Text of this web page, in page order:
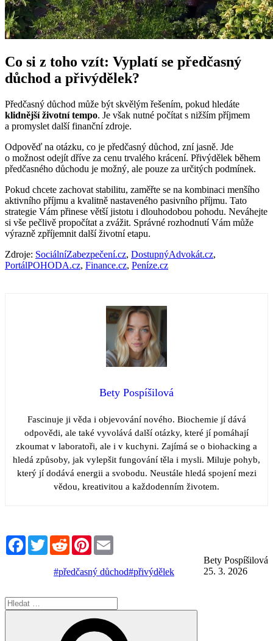
Co si z toho vzít: Vyplatí se předčasný
důchod a přivýdělek?
Předčasný důchod může být skvělým řešením, pokud hledáte
klidnější životní tempo. Je však nutné počítat s nižším příjmem
a promyslet další finanční zdroje.
Odpověď na otázku, co je předčasný důchod, zní jasně. Jde
o možnost odejít dříve za cenu trvalého krácení. Přivýdělek během
předčasného důchodu je možný, ale pouze za určitých podmínek.
Pokud chcete zachovat stabilitu, zaměřte se na kombinaci menšího
aktivního příjmu a kvalitně nastaveného pasivního příjmu. Tato
strategie Vám přinese větší jistotu i dlouhodobou pohodu. Neváhejte
si vše pečlivě propočítat a zvážit. Správné rozhodnutí Vám může
výrazně zpříjemnit další životní etapu.
Zdroje: SociálníZabezpečení.cz, DostupnýAdvokát.cz,
PortálPOHODA.cz, Finance.cz, Peníze.cz
Bety Pospíšilová
Fascinuje ji věda i objevování nového. Biochemie jí dává
odpovědi, ale také vyvolává další otázky, které jí pomáhají
zkoumat v laboratoři, ale i v kuchyni. Zajímá se o biohacking a
hledá způsoby, jak vylepšit fungování těla i mysli. Miluje pohyb,
který jí dodává energii a svobodu. Neustále hledá spojení mezi
vědou, kreativitou a každodenním životem.
FacebookTwitterRedditPinterest
Bety Pospíšilová
25. 3. 2026
#předčasný důchod#přivýdělek
Hledat: